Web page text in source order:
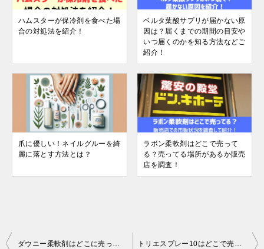
ハムスターが保冷剤を食べた場
合の対処法を紹介！
ベルタ葉酸サプリが届かない原
因は？届くまでの期間の目安や
いつ届くのかを知る方法などご
紹介！
爪に優しい！ネイルグルーを綺
麗に落とす方法とは？
ラボン柔軟剤はどこで売って
る？売ってる場所があるか販売
店を調査！
投
ダウニー柔軟剤はどこに売ってる？コスモスやコストコなど販売店での売り場を調査！ トリエスプレー10はどこで売ってる？薬局・ドンキ・ヨドバシなど取り扱い店をリサーチ！